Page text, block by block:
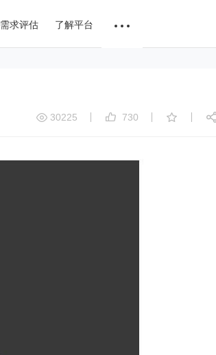
需求评估 了解平台
30225 730